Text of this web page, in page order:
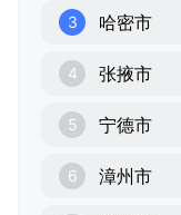
3 哈密市
4 张掖市
5 宁德市
6 漳州市